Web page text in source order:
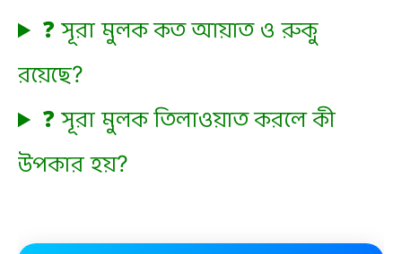
❓ সূরা মুলক কত আয়াত ও রুকু
রয়েছে?
❓ সূরা মুলক তিলাওয়াত করলে কী
উপকার হয়?